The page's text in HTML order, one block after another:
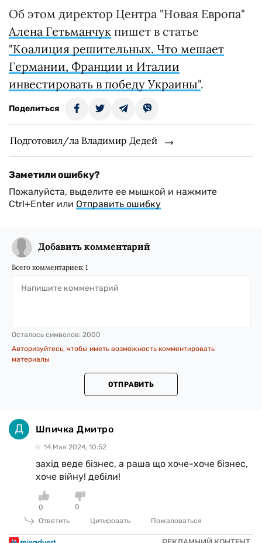
Об этом директор Центра "Новая Европа"
Алена Гетьманчук пишет в статье
"Коалиция решительных. Что мешает
Германии, Франции и Италии
инвестировать в победу Украины".
Поделиться
Подготовил/ла Владимир Дедей
Заметили ошибку?
Пожалуйста, выделите ее мышкой и нажмите
Ctrl+Enter или Отправить ошибку
Добавить комментарий
Всего комментариев: 1
Осталось символов: 2000
Авторизуйтесь, чтобы иметь возможность комментировать
материалы
ОТПРАВИТЬ
Шпичка Дмитро
14 Мая 2024, 10:52
захід веде бізнес, а раша що хоче-хоче бізнес,
хоче війну! дебіли!
0
0
Ответить
Цитировать Пожаловаться